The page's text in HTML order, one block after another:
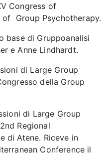
Congress of
Group Psychotherapy.
base di Gruppoanalisi
e Anne Lindhardt.
di Large Group
della Group
di Large Group
Regional
di Atene. Riceve in
Conference il